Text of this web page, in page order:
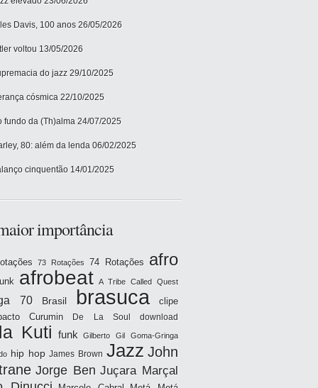
Davis, 100 anos 26/05/2026
voltou 13/05/2026
do jazz 29/10/2025
cósmica 22/10/2025
fundo da (Th)alma 24/07/2025
80: além da lenda 06/02/2025
cinquentão 14/01/2025
importância
73 Rotações 74 Rotações afro
afrobeat A Tribe Called Quest
70 Brasil brasuca
clipe
Curumin De La Soul download
Kuti funk Gilberto Gil Goma-Gringa
hip hop James Brown Jazz John
Jorge Ben Juçara Marçal